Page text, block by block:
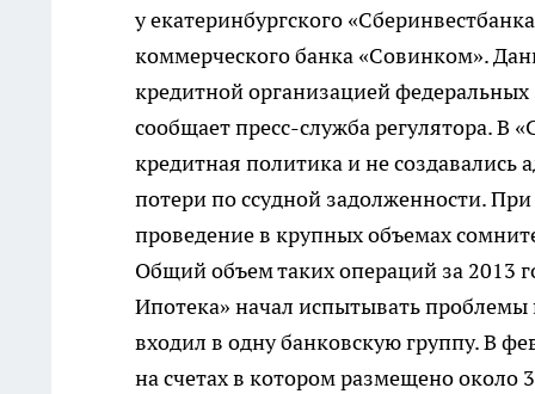
у екатеринбургского
коммерческого банка «Совинком».
кредитной организацией
сообщает пресс-служба регулятора. В
кредитная политика и не
потери по ссудной задолженности.
проведение в крупных объемах
Общий объем таких операций за 2013
Ипотека» начал испытывать
входил в одну банковскую группу. В
на счетах в котором размещено